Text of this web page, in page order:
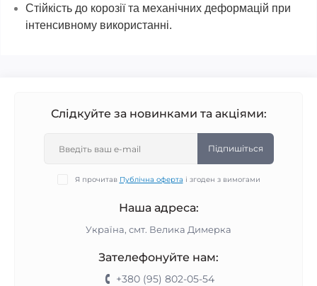
Стійкість до корозії та механічних деформацій при
інтенсивному використанні.
Слідкуйте за новинками та акціями:
Підпишіться
Я прочитав Публічна оферта і згоден з вимогами
Наша адреса:
Україна, смт. Велика Димерка
Зателефонуйте нам:
+380 (95) 802-05-54